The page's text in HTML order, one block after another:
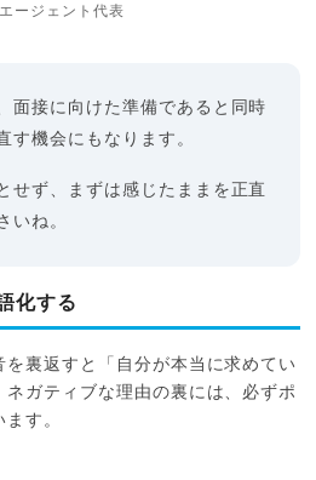
ージェント代表
面接に向けた準備であると同時
す機会にもなります。
せず、まずは感じたままを正直
いね。
化する
裏返すと「自分が本当に求めてい
ガティブな理由の裏には、必ずポ
す。